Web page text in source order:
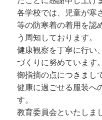
各学校では、児童が寒
等の防寒着の着用を認
う周知しております。
健康観察を丁寧に行い
づくりに努めています。
御指摘の点につきまし
健康に過ごせる服装へ
す。
教育委員会といたしま